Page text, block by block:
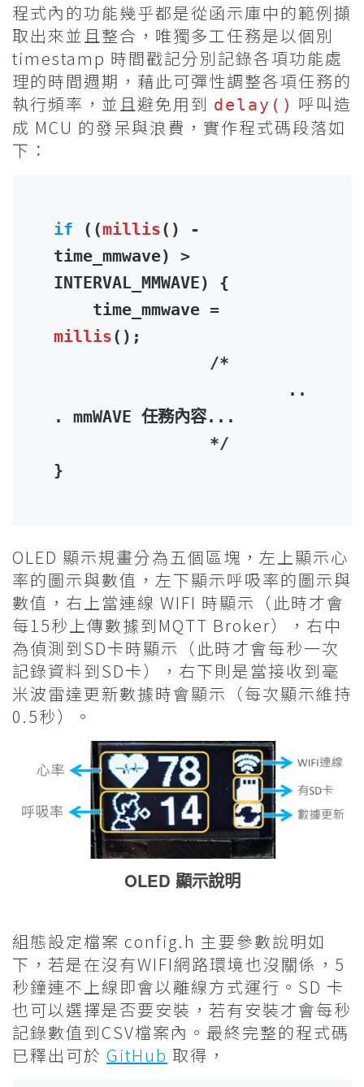
程式內的功能幾乎都是從函示庫中的範例擷
取出來並且整合，唯獨多工任務是以個別
timestamp 時間戳記分別記錄各項功能處
理的時間週期，藉此可彈性調整各項任務的
執行頻率，並且避免用到 delay() 呼叫造
成 MCU 的發呆與浪費，實作程式碼段落如
下：
if ((millis() -
time_mmwave) >
INTERVAL_MMWAVE) {
    time_mmwave =
millis();
. mmWAVE 任務內容...
}
OLED 顯示規畫分為五個區塊，左上顯示心
率的圖示與數值，左下顯示呼吸率的圖示與
數值，右上當連線 WIFI 時顯示（此時才會
每15秒上傳數據到MQTT Broker），右中
為偵測到SD卡時顯示（此時才會每秒一次
記錄資料到SD卡），右下則是當接收到毫
米波雷達更新數據時會顯示（每次顯示維持
0.5秒）。
OLED 顯示說明
組態設定檔案 config.h 主要參數說明如
下，若是在沒有WIFI網路環境也沒關係，5
秒鐘連不上線即會以離線方式運行。SD 卡
也可以選擇是否要安裝，若有安裝才會每秒
記錄數值到CSV檔案內。最終完整的程式碼
已釋出可於 GitHub 取得，